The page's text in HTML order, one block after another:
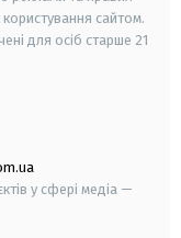
сайтом.
для осіб старше 21
у сфері медіа —